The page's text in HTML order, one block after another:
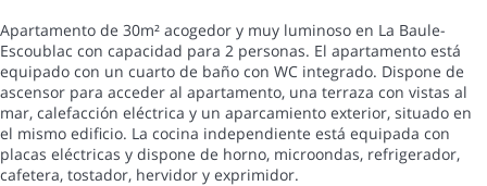
Apartamento de 30m² acogedor y muy luminoso en La Baule-
Escoublac con capacidad para 2 personas. El apartamento está
equipado con un cuarto de baño con WC integrado. Dispone de
ascensor para acceder al apartamento, una terraza con vistas al
mar, calefacción eléctrica y un aparcamiento exterior, situado en
el mismo edificio. La cocina independiente está equipada con
placas eléctricas y dispone de horno, microondas, refrigerador,
cafetera, tostador, hervidor y exprimidor.